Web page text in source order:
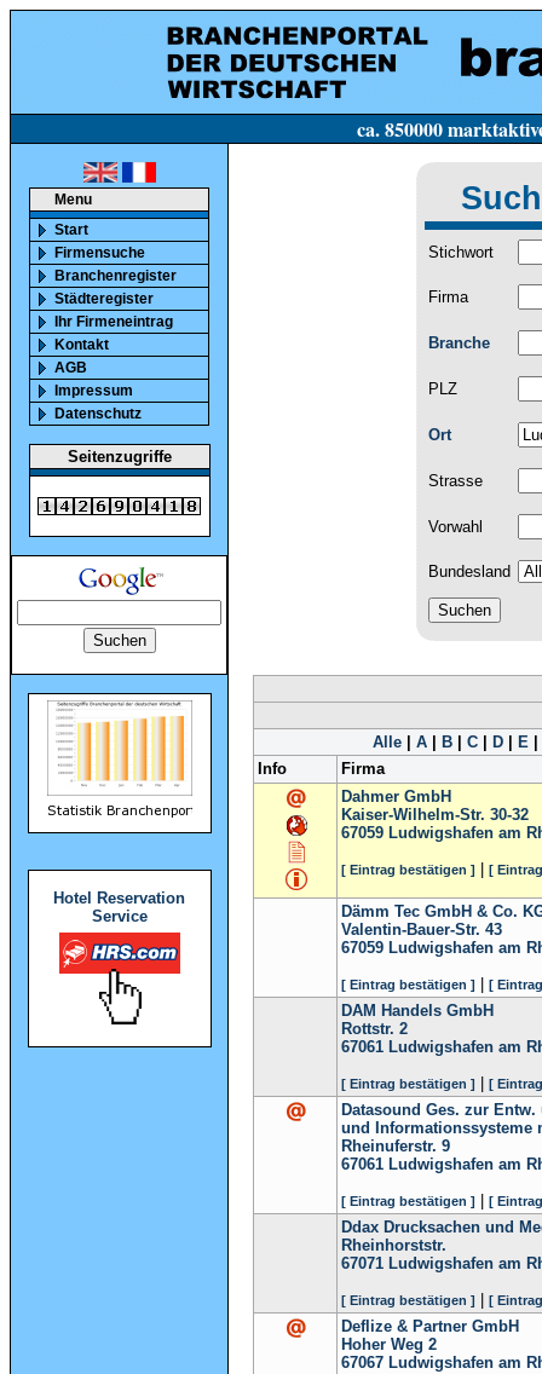
ca. 850000 marktaktive Firmen in
Menu
Start
Firmensuche
Branchenregister
Städteregister
Ihr Firmeneintrag
Kontakt
AGB
Impressum
Datenschutz
Seitenzugriffe
Hotel Reservation
Service
Stichwort
Firma
Branche
PLZ
Ort
Strasse
Vorwahl
Bundesland
Alle| A| B| C| D| E|
Info
Firma
Dahmer GmbH
Kaiser-Wilhelm-Str. 30-32
67059 Ludwigshafen am
[ Eintrag bestätigen ] [
Dämm Tec GmbH & Co.
Valentin-Bauer-Str. 43
67059 Ludwigshafen am
[ Eintrag bestätigen ] [
DAM Handels GmbH
Rottstr. 2
67061 Ludwigshafen am
[ Eintrag bestätigen ] [
Datasound Ges. zur
und Informationssysteme
Rheinuferstr. 9
67061 Ludwigshafen am
[ Eintrag bestätigen ] [
Ddax Drucksachen und
Rheinhorststr.
67071 Ludwigshafen am
[ Eintrag bestätigen ] [
Deflize & Partner GmbH
Hoher Weg 2
67067 Ludwigshafen am